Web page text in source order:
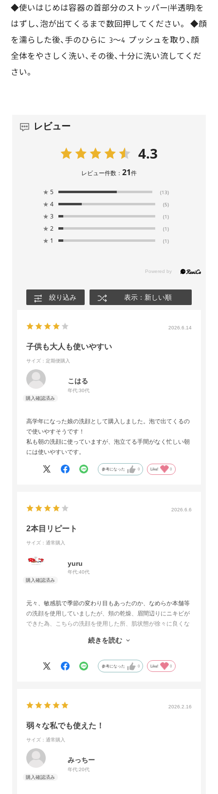
◆使いはじめは容器の首部分のストッパー(半透明)を
はずし、泡が出てくるまで数回押してください。 ◆顔
を濡らした後、手のひらに 3～4 プッシュを取り、顔
全体をやさしく洗い、その後、十分に洗い流してくだ
さい。
レビュー
4.3
レビュー件数： 21件
★ 5 (13)
★ 4 (5)
★ 3 (1)
★ 2 (1)
★ 1 (1)
絞り込み 表示：新しい順
2026.6.14
子供も大人も使いやすい
サイズ：定期便購入
こはる
年代:30代
高学年になった娘の洗顔として購入しました。泡で出てくるの
で使いやすそうです！
私も朝の洗顔に使っていますが、泡立てる手間がなく忙しい朝
には使いやすいです。
参考になった 0 Like! 0
2026.6.6
2本目リピート
サイズ：通常購入
yuru
年代:40代
元々、敏感肌で季節の変わり目もあったのか、なめらか本舗等
の洗顔を使用していましたが、頬の乾燥、眉間辺りにニキビが
できた為、こちらの洗顔を使用した所、肌状態が徐々に良くな
泡がきめ細かく、無香料な所が気を入っております。
続きを読む
参考になった 0 Like! 0
2026.2.16
弱々な私でも使えた！
サイズ：通常購入
みっちー
年代:20代